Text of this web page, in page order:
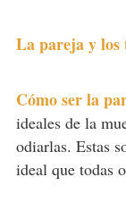
La pareja y los
Cómo ser la
ideales de la
odiarlas. Estas
ideal que todas